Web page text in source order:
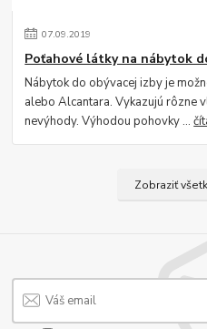
07.09.2019
Poťahové látky na nábytok
Nábytok do obývacej izby je
alebo Alcantara. Vykazujú rôzne
nevýhody. Výhodou pohovky ...
Zobraziť